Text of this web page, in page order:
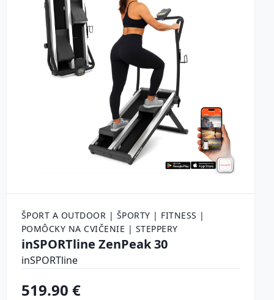
ŠPORT A OUTDOOR | ŠPORTY | FITNESS |
POMÔCKY NA CVIČENIE | STEPPERY
inSPORTline ZenPeak 30
inSPORTline
519.90 €